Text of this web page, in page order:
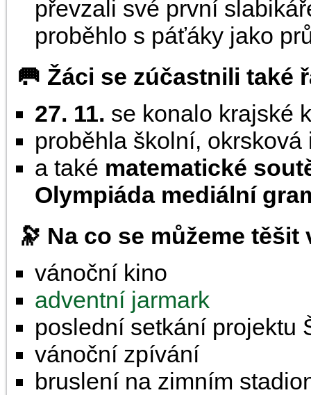
převzali své první
proběhlo s páťáky jako
🥅 Žáci se zúčastnili
27. 11. se konalo krajské
proběhla školní,
a také matematické
Olympiáda mediální
🔭 Na co se můžeme
vánoční kino
adventní jarmark
poslední setkání projektu
vánoční zpívání
bruslení na zimním